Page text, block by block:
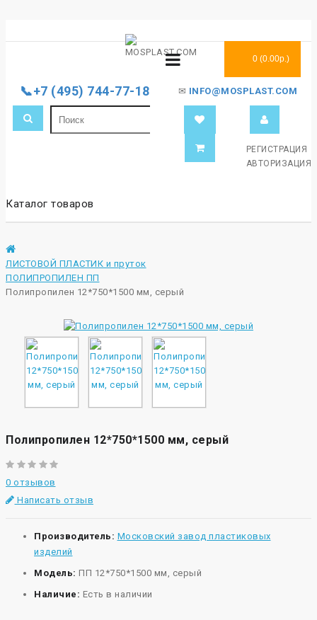
📞+7 (495) 744-77-18 ✉ INFO@MOSPLAST.COM
РЕГИСТРАЦИЯ
АВТОРИЗАЦИЯ
0 (0.00р.)
Каталог товаров
ЛИСТОВОЙ ПЛАСТИК и пруток
ПОЛИПРОПИЛЕН ПП
Полипропилен 12*750*1500 мм, серый
Полипропилен 12*750*1500 мм, серый
0 отзывов
Написать отзыв
Производитель: Московский завод пластиковых
изделий
Модель: ПП 12*750*1500 мм, серый
Наличие: Есть в наличии